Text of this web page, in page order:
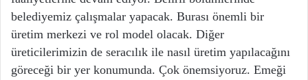
belediyemiz çalışmalar yapacak. Burası önemli bir
üretim merkezi ve rol model olacak. Diğer
üreticilerimizin de seracılık ile nasıl üretim yapılacağını
göreceği bir yer konumunda. Çok önemsiyoruz. Emeği